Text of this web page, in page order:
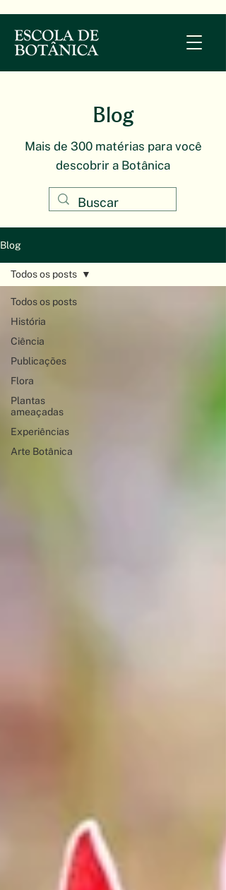
Blog
Mais de 300 matérias para você
descobrir a Botânica
Blog
Todos os posts
História
Ciência
Publicações
Flora
Plantas
ameaçadas
Experiências
Arte Botânica
Todos os posts